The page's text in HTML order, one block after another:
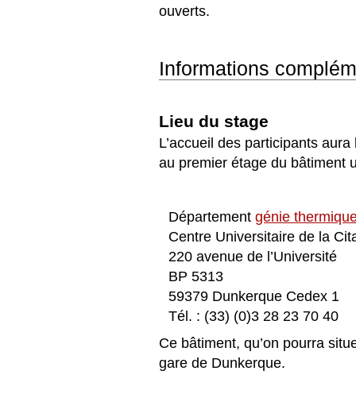
ouverts.
Informations
Lieu du stage
L’accueil des participants
au premier étage du bâtiment
Départementgénie
Centre Universitaire de la
220 avenue de l’Université
BP 5313
59379 Dunkerque Cedex 1
Tél. : (33) (0)3 28 23 70 40
Ce bâtiment, qu’on pourra
gare de Dunkerque.